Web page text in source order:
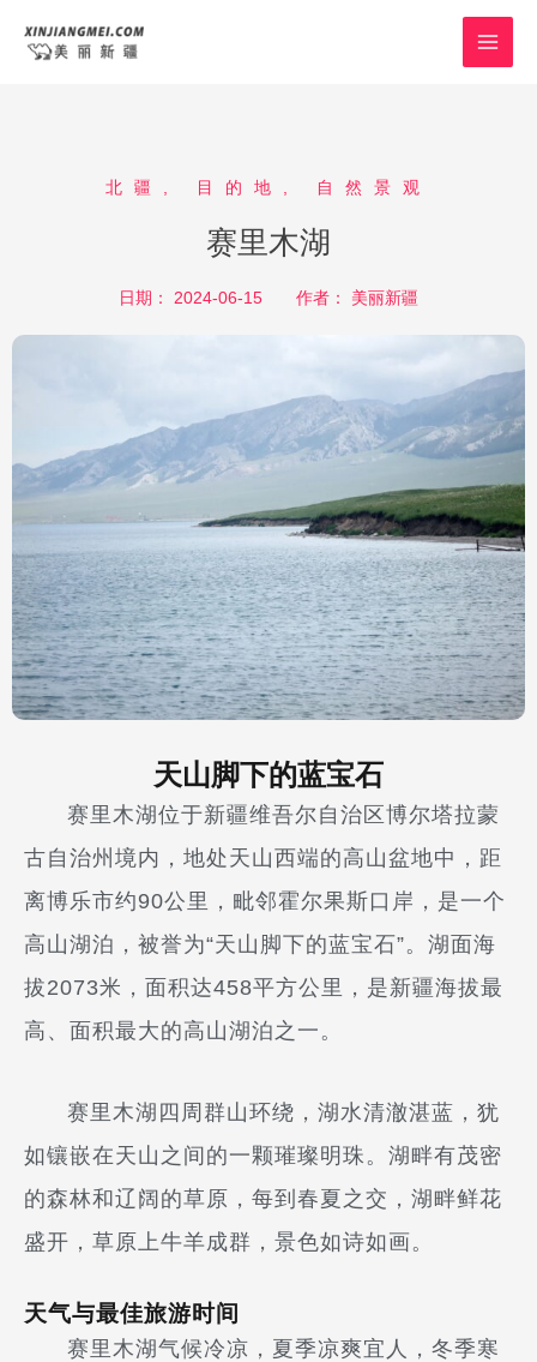
北疆 目的地 自然景观
赛里木湖
日期： 2024-06-15 作者： 美丽新疆
天山脚下的蓝宝石
赛里木湖位于新疆维吾尔自治区博尔塔拉蒙
古自治州境内，地处天山西端的高山盆地中，距
离博乐市约90公里，毗邻霍尔果斯口岸，是一个
高山湖泊，被誉为“天山脚下的蓝宝石”。湖面海
拔2073米，面积达458平方公里，是新疆海拔最
高、面积最大的高山湖泊之一。
赛里木湖四周群山环绕，湖水清澈湛蓝，犹
如镶嵌在天山之间的一颗璀璨明珠。湖畔有茂密
的森林和辽阔的草原，每到春夏之交，湖畔鲜花
盛开，草原上牛羊成群，景色如诗如画。
天气与最佳旅游时间
赛里木湖气候冷凉，夏季凉爽宜人，冬季寒